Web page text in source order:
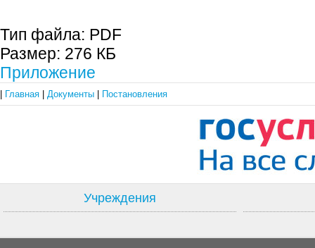
Тип файла: PDF
Размер: 276 КБ
Приложение
Главная Документы Постановления
Учреждения